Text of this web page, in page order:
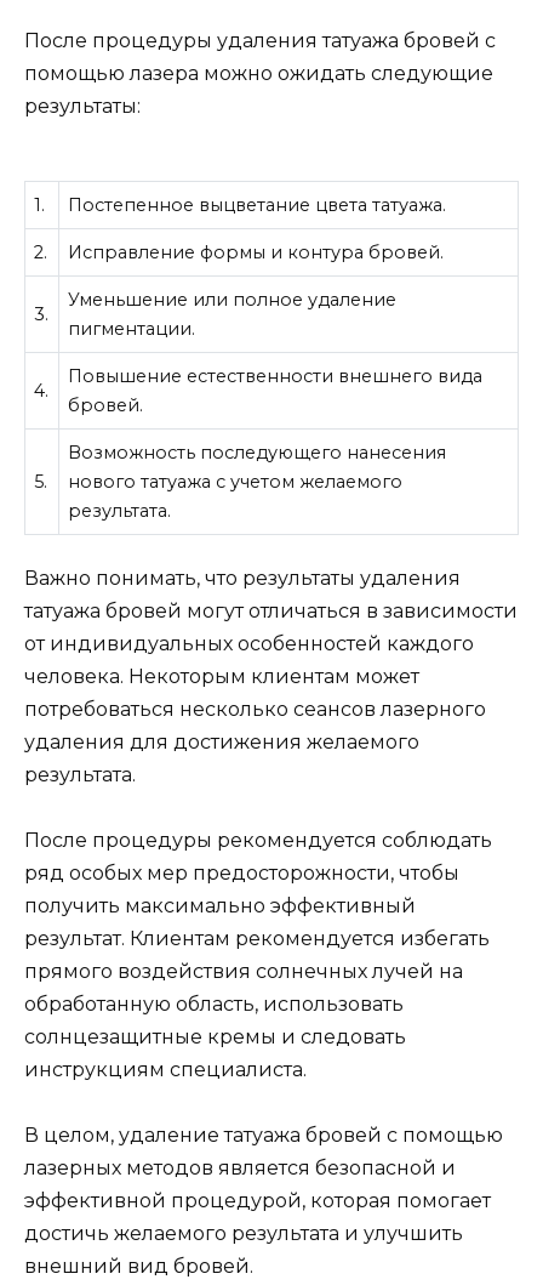
После процедуры удаления татуажа бровей с
помощью лазера можно ожидать следующие
результаты:
1. Постепенное выцветание цвета татуажа.
2. Исправление формы и контура бровей.
3.
Уменьшение или полное удаление
пигментации.
4.
Повышение естественности внешнего вида
бровей.
5.
Возможность последующего нанесения
нового татуажа с учетом желаемого
результата.
Важно понимать, что результаты удаления
татуажа бровей могут отличаться в зависимости
от индивидуальных особенностей каждого
человека. Некоторым клиентам может
потребоваться несколько сеансов лазерного
удаления для достижения желаемого
результата.
После процедуры рекомендуется соблюдать
ряд особых мер предосторожности, чтобы
получить максимально эффективный
результат. Клиентам рекомендуется избегать
прямого воздействия солнечных лучей на
обработанную область, использовать
солнцезащитные кремы и следовать
инструкциям специалиста.
В целом, удаление татуажа бровей с помощью
лазерных методов является безопасной и
эффективной процедурой, которая помогает
достичь желаемого результата и улучшить
внешний вид бровей.